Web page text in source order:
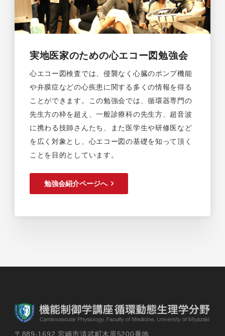
実地医家のための心エコー図勉強会
心エコー図検査では、侵襲なく心臓のポンプ機能
や弁膜症などの心疾患に関する多くの情報を得る
ことができます。この勉強会では、循環器専門の
先生方の枠を超え、一般診療科の先生方、超音波
に携わる技師さんたち、また医学生や研修医など
を広く対象とし、心エコー図の基礎を知って頂く
ことを目的としています。
勉強会紹介ページへ
〒889-1692 宮崎市清武町木原5200番地